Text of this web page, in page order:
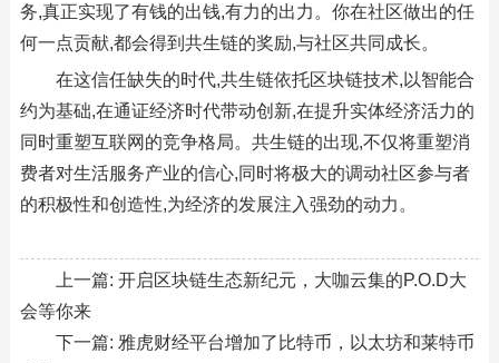
务,真正实现了有钱的出钱,有力的出力。你在社区做出的任
何一点贡献,都会得到共生链的奖励,与社区共同成长。
在这信任缺失的时代,共生链依托区块链技术,以智能合
约为基础,在通证经济时代带动创新,在提升实体经济活力的
同时重塑互联网的竞争格局。共生链的出现,不仅将重塑消
费者对生活服务产业的信心,同时将极大的调动社区参与者
的积极性和创造性,为经济的发展注入强劲的动力。
上一篇: 开启区块链生态新纪元，大咖云集的P.O.D大
会等你来
下一篇: 雅虎财经平台增加了比特币，以太坊和莱特币